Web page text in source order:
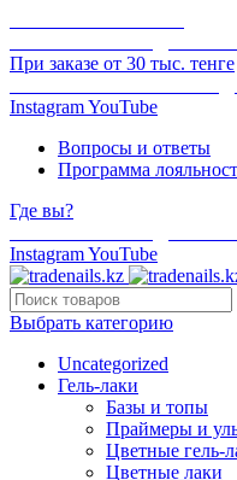
При заказе от 30 тыс. тенге
InstagramYouTube
Вопросы и ответы
Программа
Где вы?
InstagramYouTube
Выбрать категорию
Uncategorized
Гель-лаки
Базы и топы
Праймеры и
Цветные гель-
Цветные лаки